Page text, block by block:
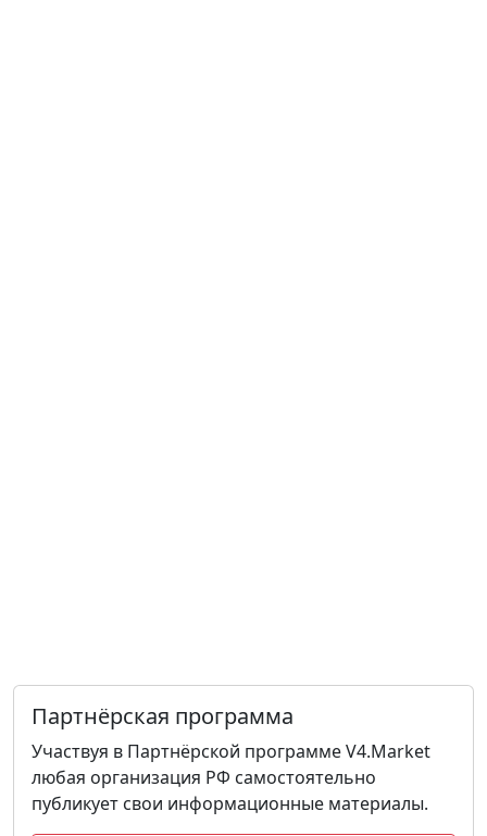
Партнёрская программа
Участвуя в Партнёрской программе V4.Market
любая организация РФ самостоятельно
публикует свои информационные материалы.